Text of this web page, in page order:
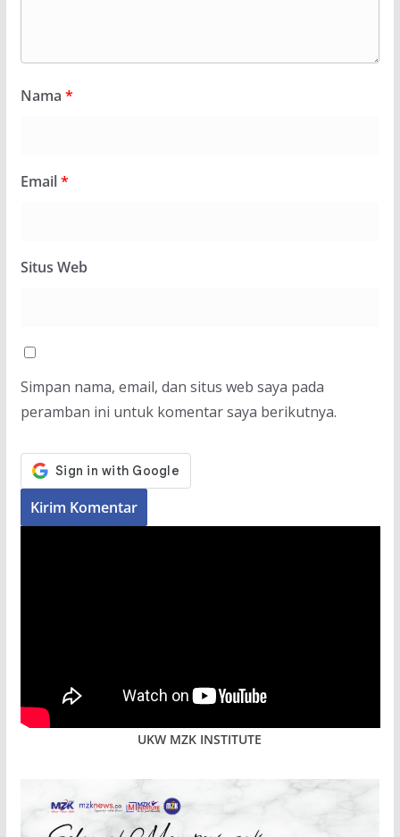
Nama *
Email*
Situs Web
Simpan nama, email, dan situs web saya pada
peramban ini untuk komentar saya berikutnya.
UKW MZK INSTITUTE